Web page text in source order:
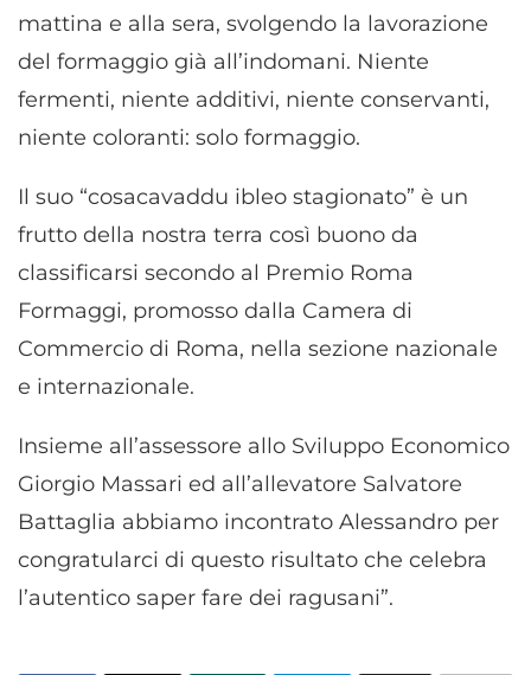
mattina e alla sera, svolgendo la lavorazione
del formaggio già all’indomani. Niente
fermenti, niente additivi, niente conservanti,
niente coloranti: solo formaggio.
Il suo “cosacavaddu ibleo stagionato” è un
frutto della nostra terra così buono da
classificarsi secondo al Premio Roma
Formaggi, promosso dalla Camera di
Commercio di Roma, nella sezione nazionale
e internazionale.
Insieme all’assessore allo Sviluppo Economico
Giorgio Massari ed all’allevatore Salvatore
Battaglia abbiamo incontrato Alessandro per
congratularci di questo risultato che celebra
l’autentico saper fare dei ragusani”.